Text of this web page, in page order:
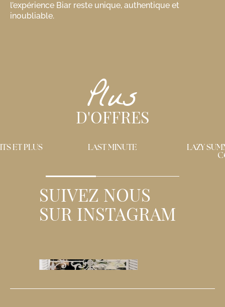
l’expérience Biar reste unique, authentique et
inoubliable.
Plus
D'OFFRES
LAZY SUMMER DAY / COOL
SUIVEZ NOUS
SUR INSTAGRAM